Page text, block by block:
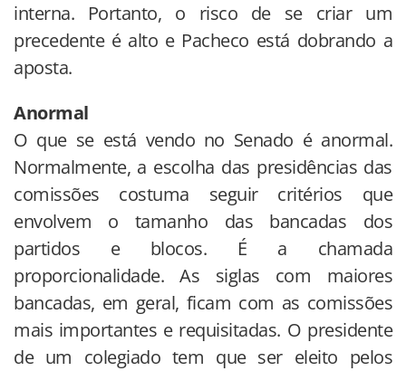
interna. Portanto, o risco de se criar um
precedente é alto e Pacheco está dobrando a
aposta.
Anormal
O que se está vendo no Senado é anormal.
Normalmente, a escolha das presidências das
comissões costuma seguir critérios que
envolvem o tamanho das bancadas dos
partidos e blocos. É a chamada
proporcionalidade. As siglas com maiores
bancadas, em geral, ficam com as comissões
mais importantes e requisitadas. O presidente
de um colegiado tem que ser eleito pelos